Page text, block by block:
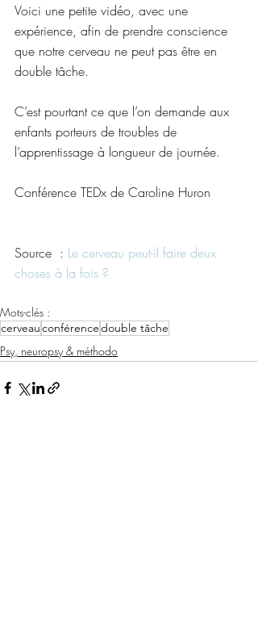
Voici une petite vidéo, avec une
expérience, afin de prendre conscience
que notre cerveau ne peut pas être en
double tâche.
C’est pourtant ce que l’on demande aux
enfants porteurs de troubles de
l’apprentissage à longueur de journée.
Conférence TEDx de Caroline Huron
Source  : Le cerveau peut-il faire deux
choses à la fois ?
Mots-clés :
cerveauconférencedouble tâche
Psy, neuropsy & méthodo